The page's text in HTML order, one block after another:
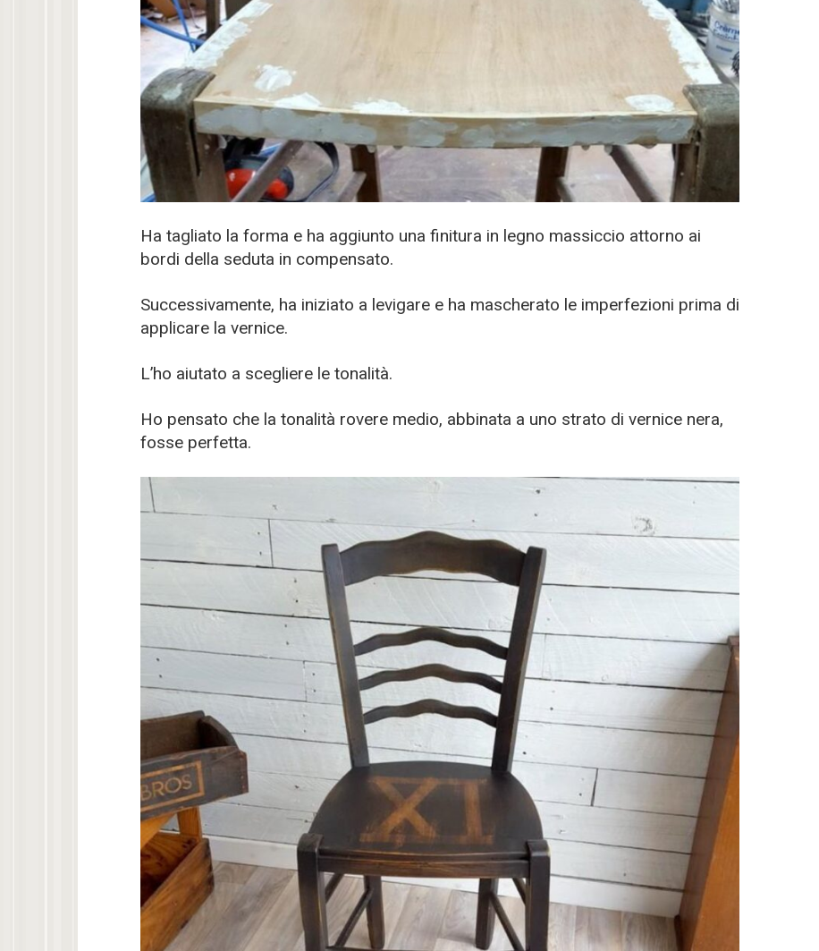
Ha tagliato la forma e ha aggiunto una finitura in legno massiccio attorno ai
bordi della seduta in compensato.
Successivamente, ha iniziato a levigare e ha mascherato le imperfezioni prima di
applicare la vernice.
L’ho aiutato a scegliere le tonalità.
Ho pensato che la tonalità rovere medio, abbinata a uno strato di vernice nera,
fosse perfetta.